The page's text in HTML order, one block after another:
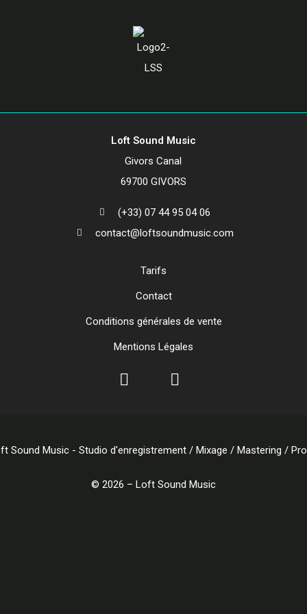
Loft Sound Music
Givors Canal
69700 GIVORS
(+33) 07 44 95 04 06
contact@loftsoundmusic.com
Tarifs
Contact
Conditions générales de vente
Mentions Légales
© 2026 – Loft Sound Music